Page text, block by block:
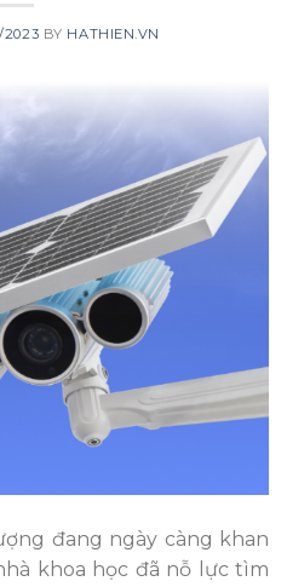
2023 BY HATHIEN.VN
đang ngày càng khan
khoa học đã nỗ lực tìm